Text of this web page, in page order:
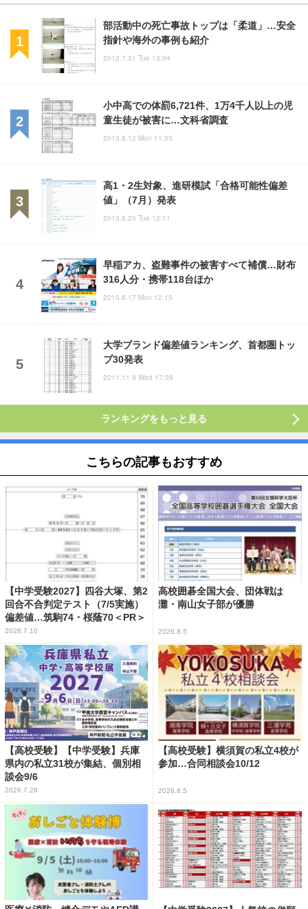
部活動中の死亡事故トップは「柔道」…安全
指針や海外の事例も紹介
2012.7.31 Tue 13:04
小中高での体罰6,721件、1万4千人以上の児
童生徒が被害に…文科省調査
2013.8.12 Mon 11:35
高1・2生対象、進研模試「合格可能性偏差
値」（7月）発表
2013.8.20 Tue 12:11
早稲アカ、盗難事件の被害すべて補償…財布
316人分・携帯118台ほか
2015.8.17 Mon 12:15
大学ブランド偏差値ランキング、首都圏トッ
プ30発表
2011.11.9 Wed 17:39
ランキングをもっと見る
こちらの記事もおすすめ
【中学受験2027】四谷大塚、第2
回合不合判定テスト（7/5実施）
偏差値…筑駒74・桜蔭70＜PR＞
2026.7.10
高校囲碁全国大会、団体戦は
灘・南山女子部が優勝
2026.8.5
【高校受験】【中学受験】兵庫
県内の私立31校が集結、個別相
談会9/6
2026.7.28
【高校受験】横須賀の私立4校が
参加…合同相談会10/12
2026.8.5